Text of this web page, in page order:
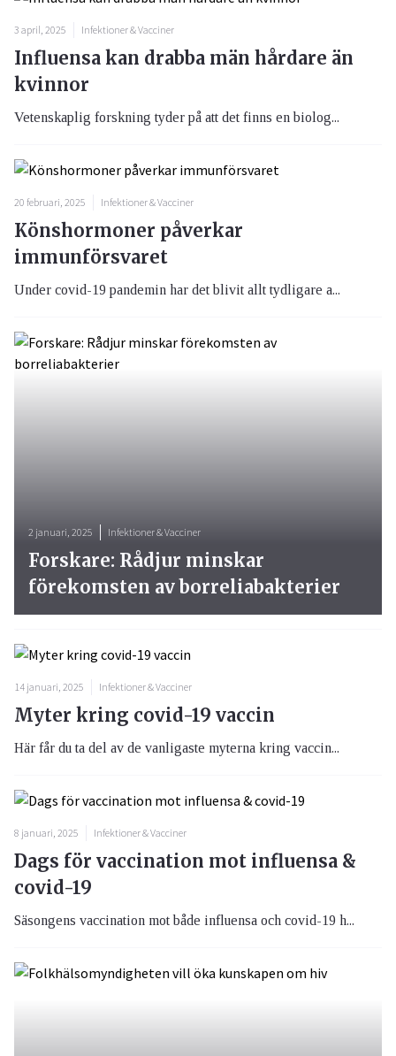
3 april, 2025 Infektioner & Vacciner
Influensa kan drabba män hårdare än
kvinnor
Vetenskaplig forskning tyder på att det finns en biolog...
20 februari, 2025 Infektioner & Vacciner
Könshormoner påverkar
immunförsvaret
Under covid-19 pandemin har det blivit allt tydligare a...
14 januari, 2025 Infektioner & Vacciner
Myter kring covid-19 vaccin
Här får du ta del av de vanligaste myterna kring vaccin...
8 januari, 2025 Infektioner & Vacciner
Dags för vaccination mot influensa &
covid-19
Säsongens vaccination mot både influensa och covid-19 h...
2 januari, 2025 Infektioner & Vacciner
Forskare: Rådjur minskar
förekomsten av borreliabakterier